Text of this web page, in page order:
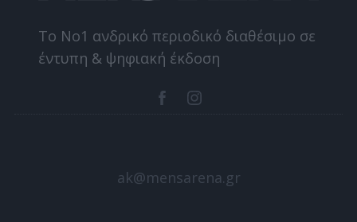
Το Nο1 ανδρικό περιοδικό διαθέσιμο σε
έντυπη & ψηφιακή έκδοση
ak@mensarena.gr